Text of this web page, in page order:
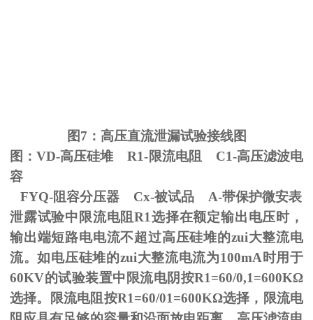
图7 ：高压直流泄漏试验接线图
图：VD-高压硅堆R1-限流电阻 C1-高压滤波电
容
FYQ-阻容分压器 Cx-被试品 A-带保护微安表
泄露试验中限流电阻R1选择在额定输出电压时，
输出端短路电电流不超过高压硅堆的zui大整流电
流。如电压硅堆的zui大整流电流为100mA 时用于
60KV的试验装置中限流电阴按R1=60/0,1=600KΩ
选择。限流电阻按R1=60/01=600KΩ选择，限流电